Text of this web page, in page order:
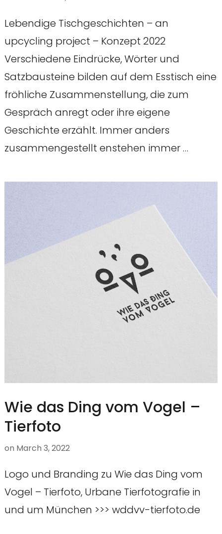
Lebendige Tischgeschichten – an
upcycling project – Konzept 2022
Verschiedene Eindrücke, Wörter und
Satzbausteine bilden auf dem Esstisch eine
fröhliche Zusammenstellung, die zum
Gespräch anregt oder ihre eigene
Geschichte erzählt. Immer anders
zusammengestellt enstehen immer …
Wie das Ding vom Vogel –
Tierfoto
on March 3, 2022
Logo und Branding zu Wie das Ding vom
Vogel – Tierfoto, Urbane Tierfotografie in
und um München >>> wddvv-tierfoto.de